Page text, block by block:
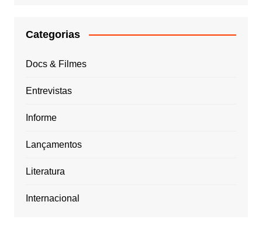
Categorias
Docs & Filmes
Entrevistas
Informe
Lançamentos
Literatura
Internacional